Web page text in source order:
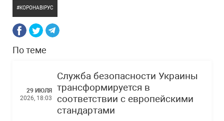
КОРОНАВІРУС
По теме
29 ИЮЛЯ
2026, 18:03
Служба безопасности Украины
трансформируется в
соответствии с европейскими
стандартами